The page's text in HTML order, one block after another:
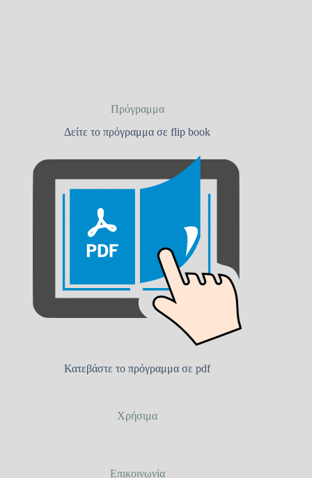
Πρόγραμμα
Δείτε το πρόγραμμα σε flip book
Κατεβάστε το πρόγραμμα σε pdf
Χρήσιμα
Επικοινωνία